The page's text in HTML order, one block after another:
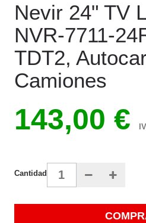
Nevir 24" TV
NVR-7711-
TDT2,
Camiones
143,00 €
Cantidad